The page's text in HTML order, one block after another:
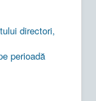
directori,
perioadă